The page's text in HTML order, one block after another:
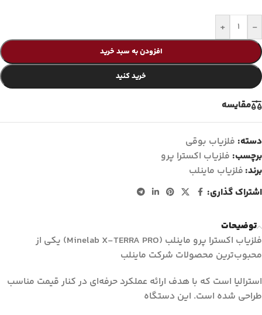
-
+
افزودن به سبد خرید
خرید کنید
مقايسه
دسته: فلزیاب بوقی
برچسب: فلزیاب اکسترا پرو
برند: فلزیاب ماینلب
اشتراک گذاری:
توضیحات
فلزیاب اکسترا پرو ماینلب (Minelab X-TERRA PRO) یکی از
محبوب‌ترین محصولات شرکت ماینلب
استرالیا است که با هدف ارائه عملکرد حرفه‌ای در کنار قیمت مناسب
طراحی شده است. این دستگاه